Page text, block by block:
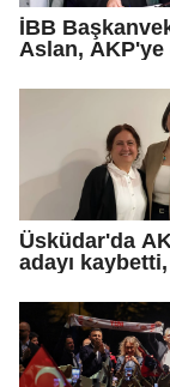
İBB
Aslan, AKP'ye
iddialarına
Üsküdar'da
adayı
Çetinkaya
Vekili seçildi